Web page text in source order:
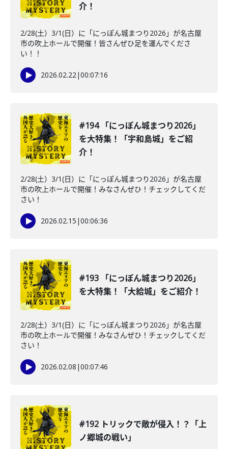
介！
2/28(土）3/1(日）に「にっぽん城まつり2026」が名古屋
市の吹上ホールで開催！皆さんぜひ足を運んでくださ
い！！
2026.02.22|00:07:16
#194 「にっぽん城まつり2026」
を大特集！「宇和島城」をご紹
介！
2/28(土）3/1(日）に「にっぽん城まつり2026」が名古屋
市の吹上ホールで開催！みなさんぜひ！チェックしてくだ
さい！
2026.02.15 |00:06:36
#193 「にっぽん城まつり2026」
を大特集！「大給城」をご紹介！
2/28(土）3/1(日）に「にっぽん城まつり2026」が名古屋
市の吹上ホールで開催！みなさんぜひ！チェックしてくだ
さい！
2026.02.08 |00:07:46
#192 トリックで敵が侵入！？「上
ノ郷城の戦い」